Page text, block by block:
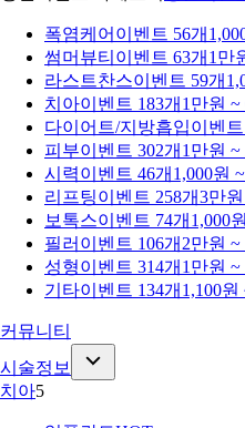
폭염케어 이벤트 56개
썸머뷰티 이벤트 63개 1만
라스트찬스이벤트 59개
치아이벤트 183개 1만원 ~
다이어트/지방흡입이벤트
피부이벤트 302개 1만원 ~
시력이벤트 46개 1,000원
리프팅이벤트 258개3만
보톡스이벤트 74개 1,000
필러 이벤트 106개 2만원 ~
성형이벤트 314개 1만원 ~
기타이벤트 134개 1,100원
커뮤니티
시술정보
치아5